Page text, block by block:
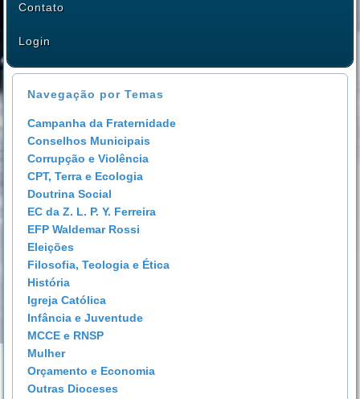
Contato
Login
Navegação por Temas
Campanha da Fraternidade
Conselhos Municipais
Corrupção e Violência
CPT, Terra e Ecologia
Doutrina Social
EC da Z. L. P. Y. Ferreira
EFP Waldemar Rossi
Eleições
Filosofia, Teologia e Ética
História
Igreja Católica
Infância e Juventude
MCCE e RNSP
Mulher
Orçamento e Economia
Outras Dioceses